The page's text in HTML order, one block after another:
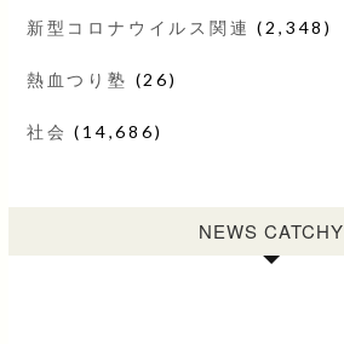
新型コロナウイルス関連 (2,348)
熱血つり塾 (26)
社会 (14,686)
NEWS CATCHY